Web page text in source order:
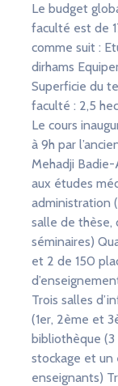
Le budget
faculté est de
comme suit :
dirhams
Superficie du
faculté : 2,5
Le cours
à 9h par
Mehadji
aux études
administration
salle de thèse,
séminaires)
et 2 de 150
Trois salles
(1er, 2ème et
bibliothèque (3
stockage et un
enseignants)